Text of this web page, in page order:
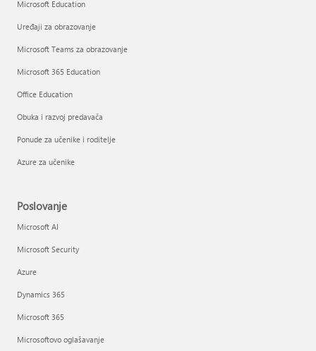
Microsoft Education
Uređaji za obrazovanje
Microsoft Teams za obrazovanje
Microsoft 365 Education
Office Education
Obuka i razvoj predavača
Ponude za učenike i roditelje
Azure za učenike
Poslovanje
Microsoft AI
Microsoft Security
Azure
Dynamics 365
Microsoft 365
Microsoftovo oglašavanje